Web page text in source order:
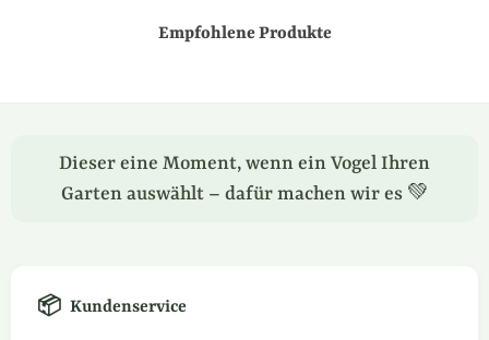
Empfohlene Produkte
Dieser eine Moment, wenn ein Vogel Ihren
Garten auswählt – dafür machen wir es 💚
📦 Kundenservice